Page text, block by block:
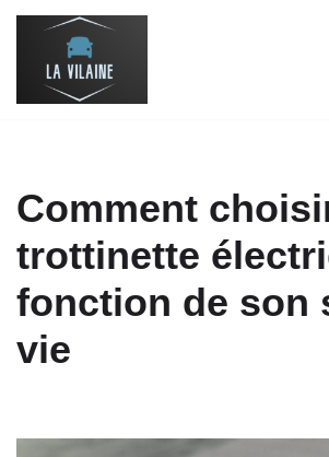
Comment
trottinette
fonction de son
vie